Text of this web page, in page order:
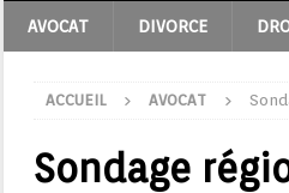
AVOCAT DIVORCE
ACCUEIL AVOCAT
Sondage